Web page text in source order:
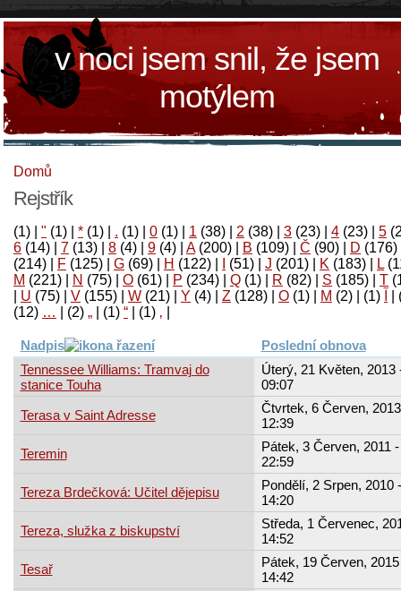
v noci jsem snil, že jsem
motýlem
Domů
Rejstřík
(1) " (1) * (1) . (1) 0 (1) 1 (38) 2 (38) 3 (23) 4 (23) 5
6 (14) 7 (13) 8 (4) 9 (4) A(200) B (109) Č (90) D (176)
(214)
F (125) G (69) H (122) (51) J (201) K (183) L
M (221) N (75) O (61) P (234) Q (1) R (82) S (185) T
U (75) V (155) W (21) Y (4) Z (128) Ο (1) М (2)
(1)
‚
(1)
“
(1)
„
(2)
…
(12)
Nadpis
Poslední obnova
Tennessee Williams: Tramvaj do
stanice Touha
Úterý, 21 Květen, 2013
09:07
Terasa v Saint Adresse
Čtvrtek, 6 Červen,
12:39
Teremin
Pátek, 3 Červen, 2011 -
22:59
Tereza Brdečková: Učitel dějepisu
Pondělí, 2 Srpen, 2010 -
14:20
Tereza, služka z biskupství
Středa, 1 Červenec,
14:52
Tesař
Pátek, 19 Červen,
14:42